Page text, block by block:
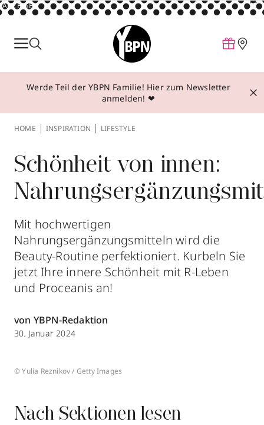
ANZEIGE
Parfum
Make-up
Behandlungen
Über YBPN
Aktionen
Storefinder
Werde Teil der YBPN Familie! Hier zum Newsletter
anmelden! ❤
HOME INSPIRATION LIFESTYLE
Schönheit von innen:
Mit hochwertigen
Nahrungsergänzungsmitteln wird die
Beauty-Routine perfektioniert. Kurbeln Sie
jetzt Ihre innere Schönheit mit R-Leben
und Proceanis an!
von YBPN-Redaktion
30. Januar 2024
© Yulia Reznikov / Getty Images
Nach Sektionen lesen